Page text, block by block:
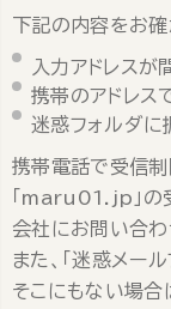
下記の内容をお確
入力アドレスが
携帯のアドレス
迷惑フォルダに
携帯電話で受信制
「maru01.jp」の
会社にお問い合わ
また、「迷惑メー
そこにもない場合